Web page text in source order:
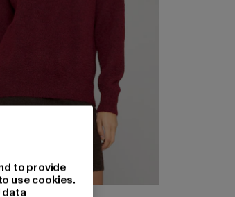
to provide
use cookies.
data